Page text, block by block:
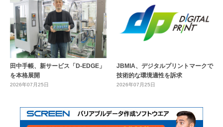
田中手帳、新サービス「D-EDGE」
を本格展開
2026年07月25日
JBMIA、デジタルプリントマークで
技術的な環境適性を訴求
2026年07月25日